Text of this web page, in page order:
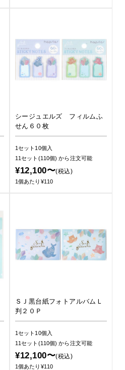
シージュエルズ フィルムふ
せん６０枚
1セット10個入
11セット(110個)から注文可能
¥12,100〜(税込)
1個あたり¥110
ＳＪ黒台紙フォトアルバムＬ
判２０Ｐ
1セット10個入
11セット(110個)から注文可能
¥12,100〜(税込)
1個あたり¥110